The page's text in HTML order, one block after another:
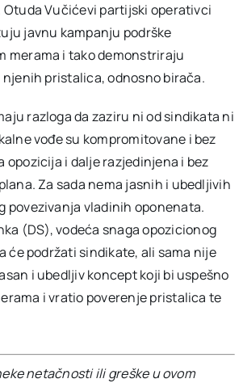
Vučićevi partijski operativci
javnu kampanju podrške
merama i tako demonstriraju
pristalica, odnosno birača.
razloga da zaziru ni od sindikata ni
vođe su kompromitovane i bez
opozicija i dalje razjedinjena i bez
Za sada nema jasnih i ubedljivih
povezivanja vladinih oponenata.
(DS), vodeća snaga opozicionog
će podržati sindikate, ali sama nije
i ubedljiv koncept koji bi uspešno
i vratio poverenje pristalica te
netačnosti ili greške u ovom